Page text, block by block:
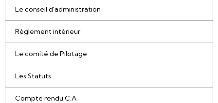
Le conseil d'administration
Règlement intérieur
Le comité de Pilotage
Les Statuts
Compte rendu C.A.